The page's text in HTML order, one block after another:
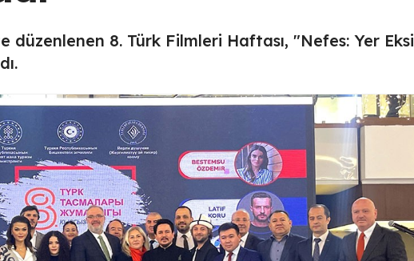
düzenlenen 8. Türk Filmleri Haftası, "Nefes: Yer Eksi